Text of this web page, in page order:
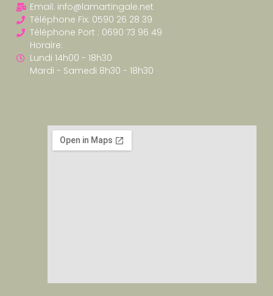
Email: info@lamartingale.net
Téléphone Fix: 0590 26 28 39
Téléphone Port : 0690 73 96 49
Horaire:
Lundi 14h00 - 18h30
Mardi - Samedi 8h30 - 18h30